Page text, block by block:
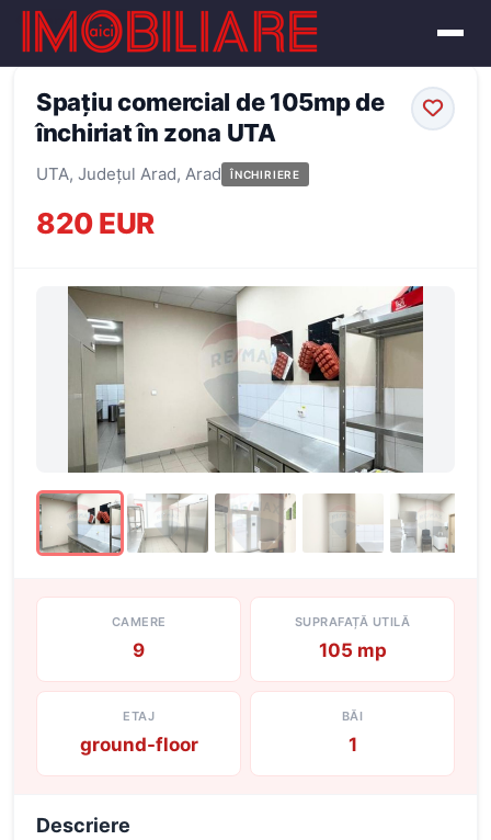
← Înapoi la oferte
Spațiu comercial de 105mp de
închiriat în zona UTA
UTA, Județul Arad, Arad ÎNCHIRIERE
820 EUR
CAMERE
9
SUPRAFAȚĂ UTILĂ
105 mp
ETAJ
ground-floor
BĂI
1
Descriere